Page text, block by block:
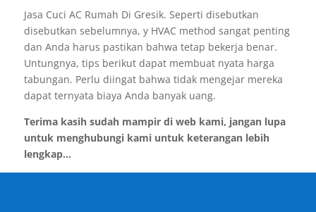
Jasa Cuci AC Rumah Di Gresik. Seperti disebutkan
disebutkan sebelumnya, y HVAC method sangat penting
dan Anda harus pastikan bahwa tetap bekerja benar.
Untungnya, tips berikut dapat membuat nyata harga
tabungan. Perlu diingat bahwa tidak mengejar mereka
dapat ternyata biaya Anda banyak uang.
Terima kasih sudah mampir di web kami, jangan lupa
untuk menghubungi kami untuk keterangan lebih
lengkap...